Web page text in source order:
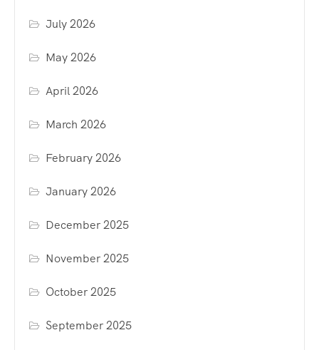
July 2026
May 2026
April 2026
March 2026
February 2026
January 2026
December 2025
November 2025
October 2025
September 2025